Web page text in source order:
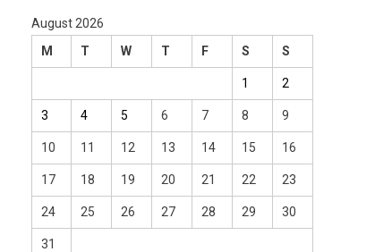
August 2026
M
T W T F S S
1 2
3 4 5 6 7 8 9
10 11 12 13 14 15 16
17 18 19 20 21 22 23
24 25 26 27 28 29 30
31